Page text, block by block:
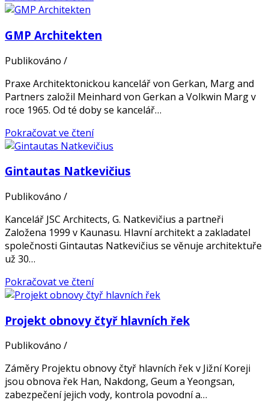
GMP Architekten
Publikováno /
Praxe Architektonickou kancelář von Gerkan, Marg and
Partners založil Meinhard von Gerkan a Volkwin Marg v
roce 1965. Od té doby se kancelář…
Pokračovat ve čtení
Gintautas Natkevičius
Publikováno /
Kancelář JSC Architects, G. Natkevičius a partneři
Založena 1999 v Kaunasu. Hlavní architekt a zakladatel
společnosti Gintautas Natkevičius se věnuje architektuře
už 30…
Pokračovat ve čtení
Projekt obnovy čtyř hlavních řek
Publikováno /
Záměry Projektu obnovy čtyř hlavních řek v Jižní Koreji
jsou obnova řek Han, Nakdong, Geum a Yeongsan,
zabezpečení jejich vody, kontrola povodní a…